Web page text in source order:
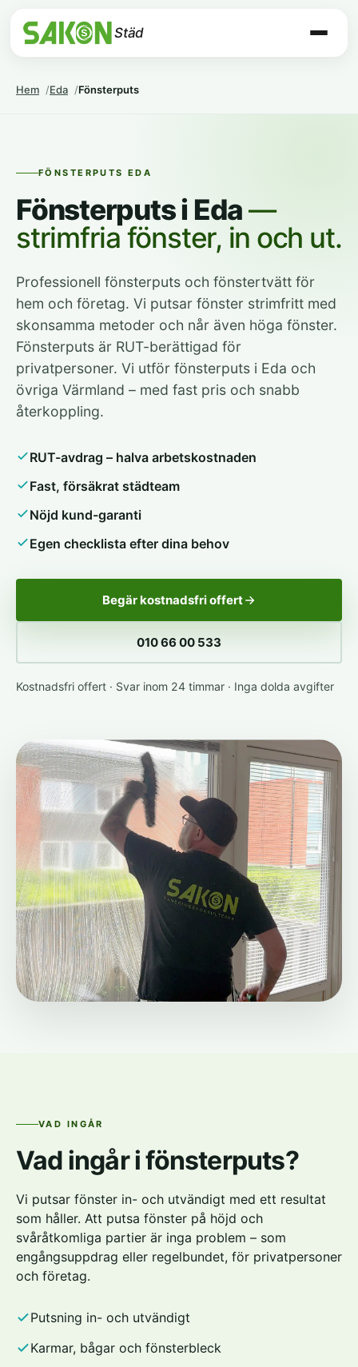
Städ
Hem Eda Fönsterputs
FÖNSTERPUTS EDA
Fönsterputs i Eda—
strimfria fönster, in och ut.
Professionell fönsterputs och fönstertvätt för
hem och företag. Vi putsar fönster strimfritt med
skonsamma metoder och når även höga fönster.
Fönsterputs är RUT-berättigad för
privatpersoner. Vi utför fönsterputs i Eda och
övriga Värmland – med fast pris och snabb
återkoppling.
RUT-avdrag – halva arbetskostnaden
Fast, försäkrat städteam
Nöjd kund-garanti
Egen checklista efter dina behov
Begär kostnadsfri offert
010 66 00 533
Kostnadsfri offert · Svar inom 24 timmar · Inga dolda avgifter
VAD INGÅR
Vad ingår i fönsterputs?
Vi putsar fönster in- och utvändigt med ett resultat
som håller. Att putsa fönster på höjd och
svåråtkomliga partier är inga problem – som
engångsuppdrag eller regelbundet, för privatpersoner
och företag.
Putsning in- och utvändigt
Karmar, bågar och fönsterbleck